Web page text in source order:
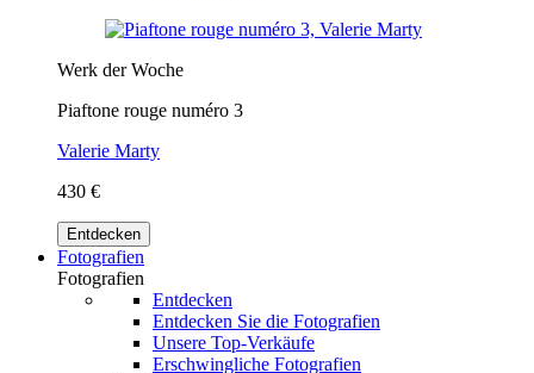
Werk der Woche
Piaftone rouge numéro 3
Valerie Marty
430 €
Entdecken
Fotografien
Fotografien
Entdecken
Entdecken Sie die Fotografien
Unsere Top-Verkäufe
Erschwingliche Fotografien